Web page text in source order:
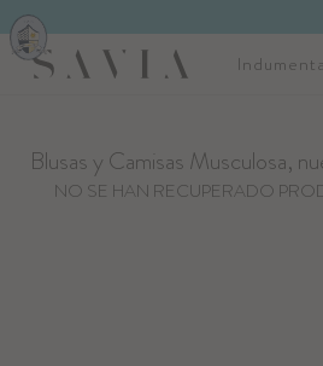
Blusas y Camisas Musculosa,
NO SE HAN RECUPERADO